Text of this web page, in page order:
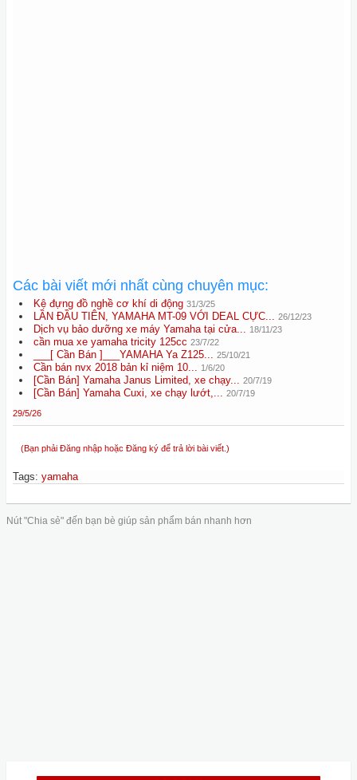
Các bài viết mới nhất cùng chuyên mục:
Kệ đựng đồ nghề cơ khí di động 31/3/25
LẦN ĐẦU TIÊN, YAMAHA MT-09 VỚI DEAL CỰC... 26/12/23
Dịch vụ bảo dưỡng xe máy Yamaha tại cửa... 18/11/23
cần mua xe yamaha tricity 125cc 23/7/22
___[ Cần Bán ]___YAMAHA Ya Z125... 25/10/21
Cần bán nvx 2018 bản kỉ niệm 10... 1/6/20
[Cần Bán] Yamaha Janus Limited, xe chạy... 20/7/19
[Cần Bán] Yamaha Cuxi, xe chạy lướt,... 20/7/19
29/5/26
(Bạn phải Đăng nhập hoặc Đăng ký để trả lời bài viết.)
Tags: yamaha
Nút "Chia sẻ" đến bạn bè giúp sản phẩm bán nhanh hơn